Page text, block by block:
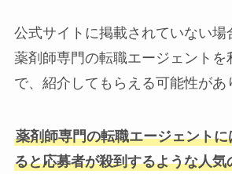
公式サイトに掲載されていない場
薬剤師専門の転職エージェントを
で、紹介してもらえる可能性があ
薬剤師専門の転職エージェント
ると応募者が殺到するような人気